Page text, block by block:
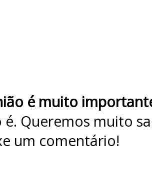
é muito
é. Queremos muito
um comentário!